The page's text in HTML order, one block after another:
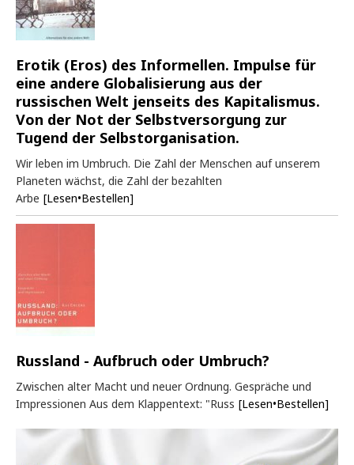
Erotik (Eros) des Informellen. Impulse für
eine andere Globalisierung aus der
russischen Welt jenseits des Kapitalismus.
Von der Not der Selbstversorgung zur
Tugend der Selbstorganisation.
Wir leben im Umbruch. Die Zahl der Menschen auf unserem
Planeten wächst, die Zahl der bezahlten
Arbe [Lesen•Bestellen]
Russland - Aufbruch oder Umbruch?
Zwischen alter Macht und neuer Ordnung. Gespräche und
Impressionen Aus dem Klappentext: "Russ [Lesen•Bestellen]